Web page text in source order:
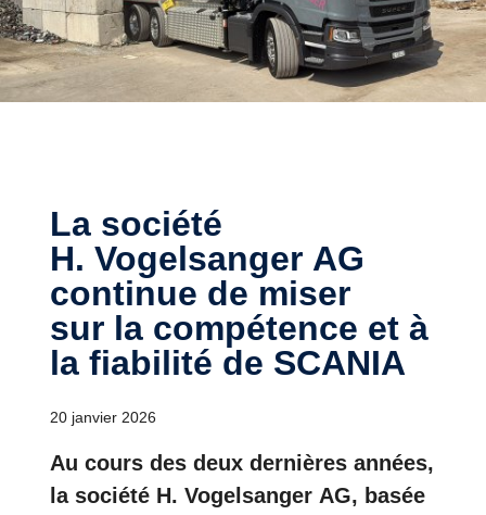
La société
H. Vogelsanger AG
continue de miser
sur la compétence et à
la fiabilité de SCANIA
20 janvier 2026
Au cours des deux dernières années,
la société H. Vogelsanger AG, basée